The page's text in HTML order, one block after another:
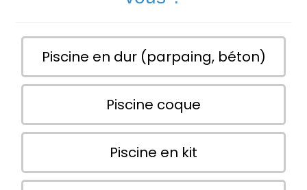
Piscine en dur (parpaing, béton)
Piscine coque
Piscine en kit